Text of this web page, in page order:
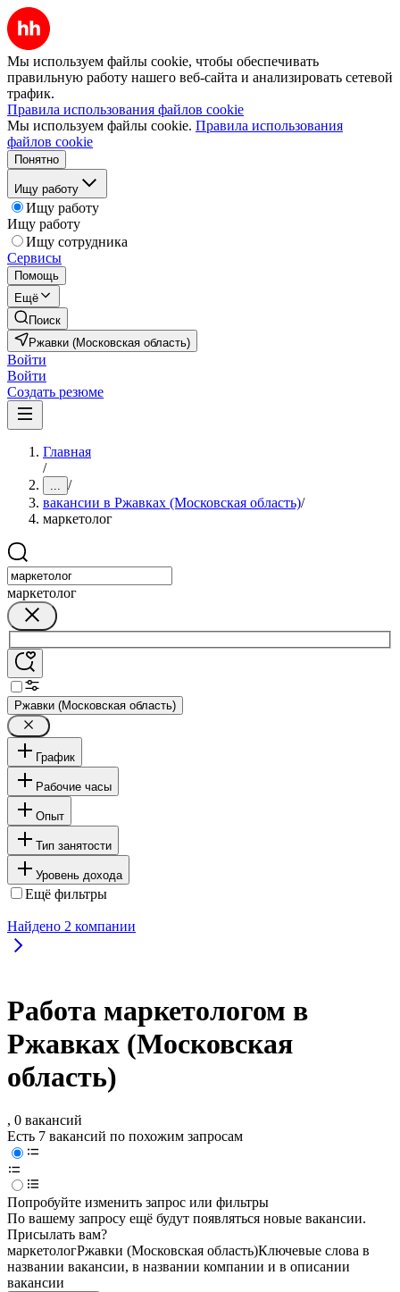
Мы используем файлы cookie, чтобы обеспечивать
правильную работу нашего веб-сайта и анализировать сетевой
трафик.
Правила использования файлов cookie
Мы используем файлы cookie. Правила использования
файлов cookie
Понятно
Ищу работу
Ищу работу
Ищу работу
Ищу сотрудника
Сервисы
Помощь
Ещё
Поиск
Ржавки (Московская область)
Войти
Войти
Создать резюме
Главная
/
... /
вакансии в Ржавках (Московская область)/
маркетолог
маркетолог
Ржавки (Московская область)
График
Рабочие часы
Опыт
Тип занятости
Уровень дохода
Ещё фильтры
Найдено 2 компании
Работа маркетологом в
Ржавках (Московская
область)
, 0 вакансий
Есть 7 вакансий по похожим запросам
Попробуйте изменить запрос или фильтры
По вашему запросу ещё будут появляться новые вакансии.
Присылать вам?
маркетологРжавки (Московская область)Ключевые слова в
названии вакансии, в названии компании и в описании
вакансии